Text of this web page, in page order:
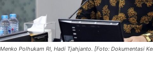
Menko Polhukam RI, Hadi Tjahjanto. [Foto: Dokumentasi